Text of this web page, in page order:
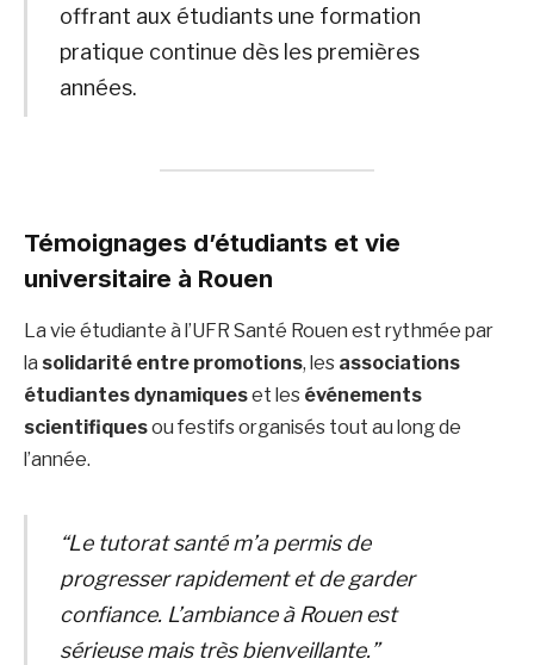
offrant aux étudiants une formation
pratique continue dès les premières
années.
Témoignages d’étudiants et vie
universitaire à Rouen
La vie étudiante à l’UFR Santé Rouen est rythmée par
la solidarité entre promotions, les associations
étudiantes dynamiqueset les événements
scientifiquesou festifs organisés tout au long de
l’année.
“Le tutorat santé m’a permis de
progresser rapidement et de garder
confiance. L’ambiance à Rouen est
sérieuse mais très bienveillante.”